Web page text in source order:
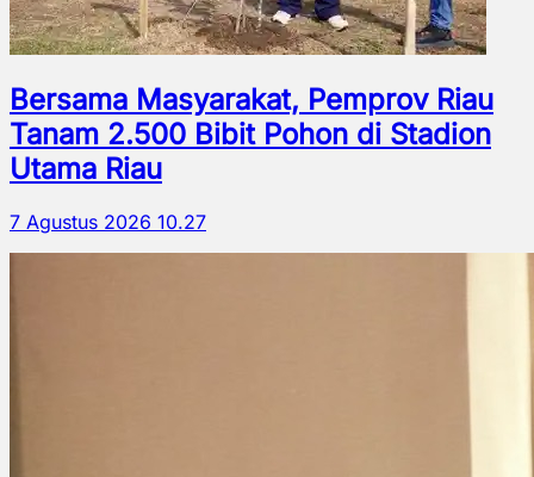
Bersama Masyarakat, Pemprov Riau
Tanam 2.500 Bibit Pohon di Stadion
Utama Riau
7 Agustus 2026 10.27